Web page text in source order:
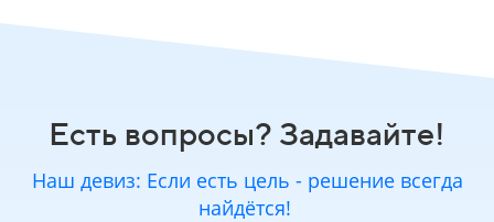
Есть вопросы? Задавайте!
Наш девиз: Если есть цель - решение всегда
найдётся!